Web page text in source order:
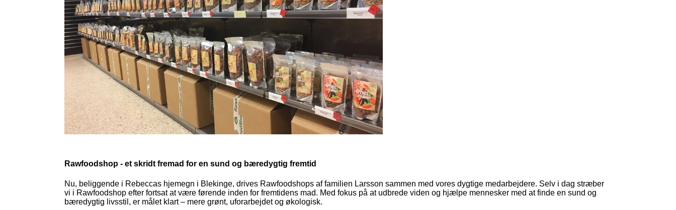
Rawfoodshop - et skridt fremad for en sund og bæredygtig fremtid
Nu, beliggende i Rebeccas hjemegn i Blekinge, drives Rawfoodshops af familien Larsson sammen med vores dygtige medarbejdere. Selv i dag stræber
vi i Rawfoodshop efter fortsat at være førende inden for fremtidens mad. Med fokus på at udbrede viden og hjælpe mennesker med at finde en sund og
bæredygtig livsstil, er målet klart – mere grønt, uforarbejdet og økologisk.